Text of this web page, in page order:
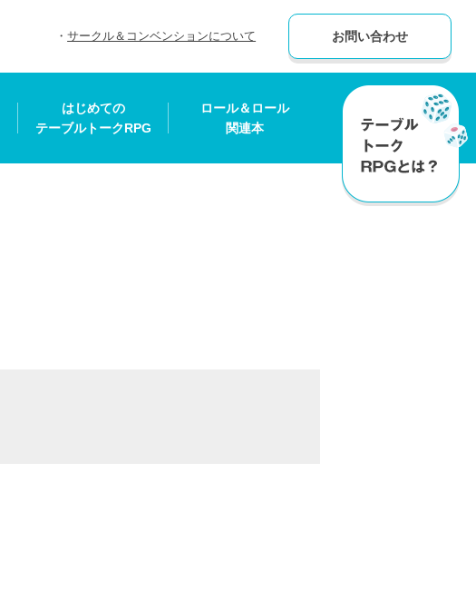
サークル＆コンベンションについて お問い合わせ
はじめての
テーブルトークRPG
ロール＆ロール
関連本